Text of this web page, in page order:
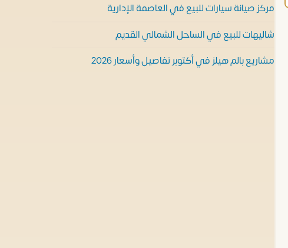
مركز صيانة سيارات للبيع في العاصمة الإدارية
شاليهات للبيع في الساحل الشمالي القديم
مشاريع بالم هيلز في أكتوبر تفاصيل وأسعار 2026